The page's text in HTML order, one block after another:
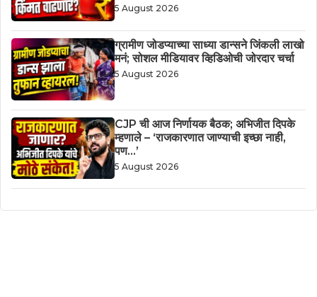
5 August 2026
ग्रामीण जोडप्याच्या साध्या डान्सने जिंकली लाखो
मनं; सोशल मीडियावर व्हिडिओची जोरदार चर्चा
5 August 2026
CJP ची आज निर्णायक बैठक; अभिजीत दिपके
म्हणाले – ‘राजकारणात जाण्याची इच्छा नाही,
पण…’
5 August 2026